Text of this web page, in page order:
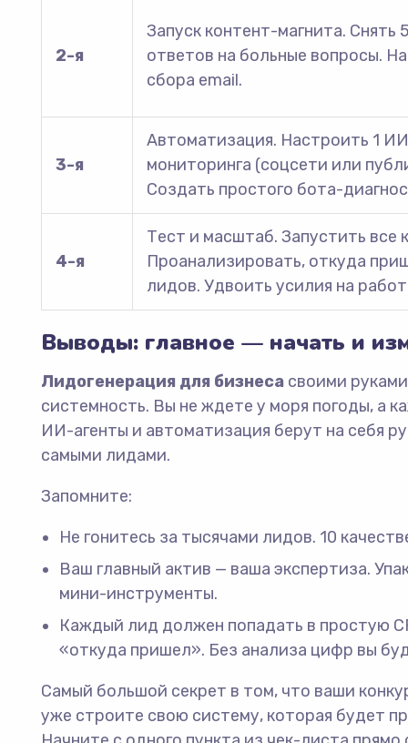
2-я
Запуск контент-магнита. Снять
ответов на больные вопросы.
сбора email.
3-я
Автоматизация. Настроить 1
мониторинга (соцсети или
Создать простого бота-
4-я
Тест и масштаб. Запустить все
Проанализировать, откуда
лидов. Удвоить усилия на
Выводы: главное — начать и
Лидогенерация для бизнеса своими
системность. Вы не ждете у моря погоды, а
ИИ-агенты и автоматизация берут на себя
самыми лидами.
Запомните:
Не гонитесь за тысячами лидов. 10
Ваш главный актив — ваша экспертиза.
мини-инструменты.
Каждый лид должен попадать в простую
«откуда пришел». Без анализа цифр вы
Самый большой секрет в том, что ваши
уже строите свою систему, которая будет